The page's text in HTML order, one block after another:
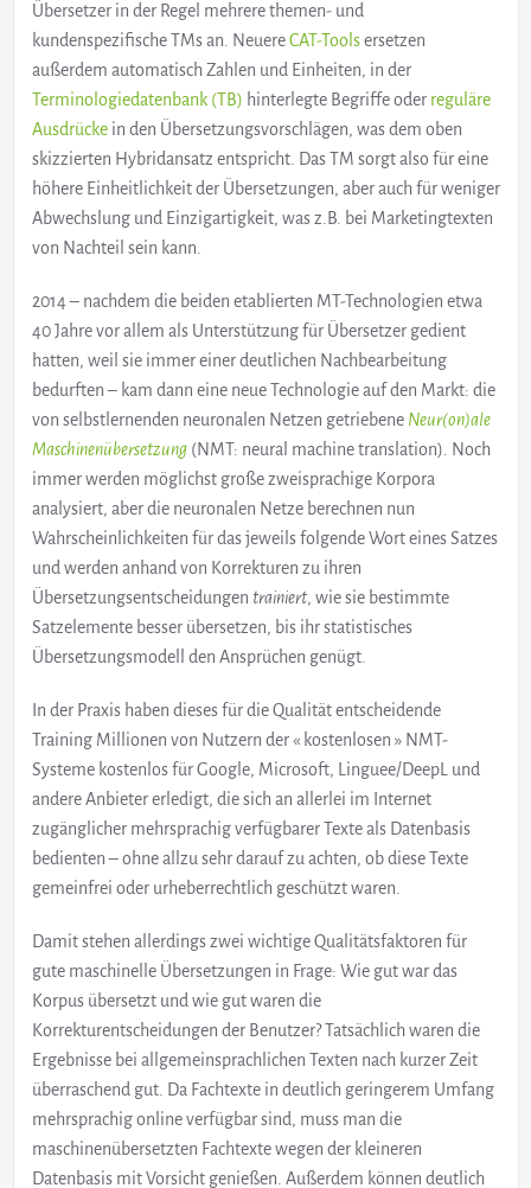
Übersetzer in der Regel mehrere themen- und
kundenspezifische TMs an. NeuereCAT-Toolsersetzen
außerdem automatisch Zahlen und Einheiten, in der
Terminologiedatenbank (TB) hinterlegte Begriffe oder reguläre
Ausdrückein den Übersetzungsvorschlägen, was dem oben
skizzierten Hybridansatz entspricht. Das TM sorgt also für eine
höhere Einheitlichkeit der Übersetzungen, aber auch für weniger
Abwechslung und Einzigartigkeit, was z.B. bei Marketingtexten
von Nachteil sein kann.
2014 – nachdem die beiden etablierten MT-Technologien etwa
40 Jahre vor allem als Unterstützung für Übersetzer gedient
hatten, weil sie immer einer deutlichen Nachbearbeitung
bedurften – kam dann eine neue Technologie auf den Markt: die
von selbstlernenden neuronalen Netzen getriebene Neur(on)ale
Maschinenübersetzung(NMT: neural machine translation). Noch
immer werden möglichst große zweisprachige Korpora
analysiert, aber die neuronalen Netze berechnen nun
Wahrscheinlichkeiten für das jeweils folgende Wort eines Satzes
und werden anhand von Korrekturen zu ihren
Übersetzungsentscheidungen trainiert, wie sie bestimmte
Satzelemente besser übersetzen, bis ihr statistisches
Übersetzungsmodell den Ansprüchen genügt.
In der Praxis haben dieses für die Qualität entscheidende
Training Millionen von Nutzern der « kostenlosen » NMT-
Systeme kostenlos für Google, Microsoft, Linguee/DeepL und
andere Anbieter erledigt, die sich an allerlei im Internet
zugänglicher mehrsprachig verfügbarer Texte als Datenbasis
bedienten – ohne allzu sehr darauf zu achten, ob diese Texte
gemeinfrei oder urheberrechtlich geschützt waren.
Damit stehen allerdings zwei wichtige Qualitätsfaktoren für
gute maschinelle Übersetzungen in Frage: Wie gut war das
Korpus übersetzt und wie gut waren die
Korrekturentscheidungen der Benutzer? Tatsächlich waren die
Ergebnisse bei allgemeinsprachlichen Texten nach kurzer Zeit
überraschend gut. Da Fachtexte in deutlich geringerem Umfang
mehrsprachig online verfügbar sind, muss man die
maschinenübersetzten Fachtexte wegen der kleineren
Datenbasis mit Vorsicht genießen. Außerdem können deutlich